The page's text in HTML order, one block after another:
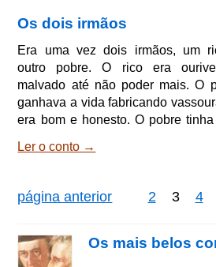
para matar a sede. - Está bem,
Frederico, - respondeu a
podes ir sossegado, que
direitinho. Ao se aproximar u
almoço, ela tirou uma s
Os dois irmãos
Era uma vez dois irmãos, um
outro pobre. O rico era
malvado até não poder mais. O
ganhava a vida fabricando
era bom e honesto. O pobre
duas gotas d'água. De vez em
ganhavam umas sobras de
dia, o fabricante de vassouras foi
e viu um pássaro todo dourado,
bonito do que qualquer outra ave
Ler o conto →
página anterior 23 4
Os mais belos